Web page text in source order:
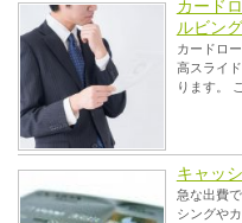
カード
ルビン
カードロ
高スライ
ります。
キャッ
急な出費
シングや